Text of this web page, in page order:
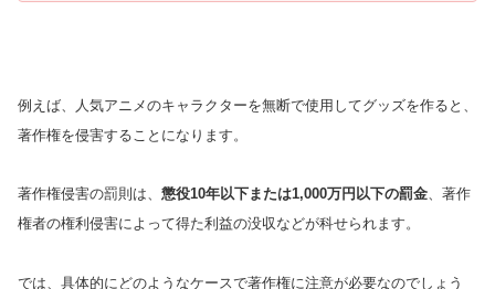
例えば、人気アニメのキャラクターを無断で使用してグッズを作ると、
著作権を侵害することになります。
著作権侵害の罰則は、 懲役10年以下または1,000万円以下の罰金、著作
権者の権利侵害によって得た利益の没収などが科せられます。
では、具体的にどのようなケースで著作権に注意が必要なのでしょう